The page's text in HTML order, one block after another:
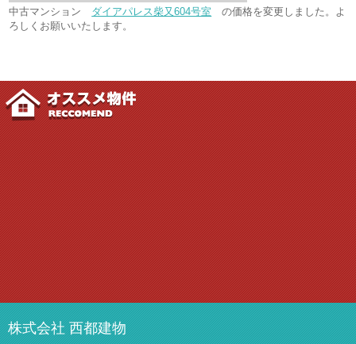
中古マンション ダイアパレス柴又604号室 の価格を変更しました。よ
ろしくお願いいたします。
株式会社 西都建物